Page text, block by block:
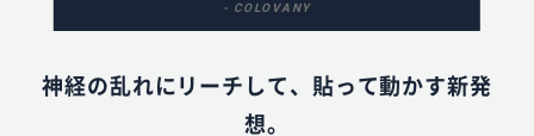
- COLOVANY
神経の乱れにリーチして、貼って動かす新発
想。